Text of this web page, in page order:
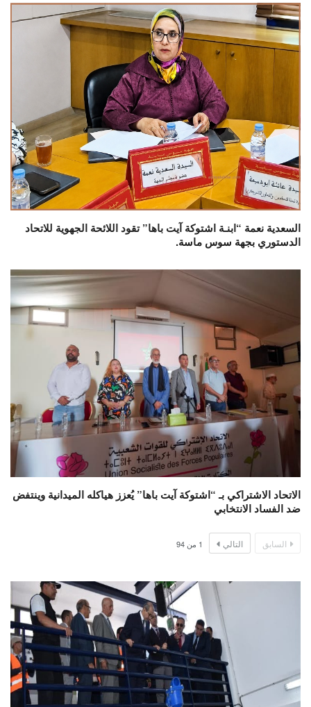
السعدية نعمة “ابنـة اشتوكة آيت باها” تقود اللائحة الجهوية للاتحاد
الدستوري بجهة سوس ماسة.
الاتحاد الاشتراكي بـ “اشتوكة آيت باها” يُعزز هياكله الميدانية وينتفض
ضد الفساد الانتخابي
السابق التالي 1 من 94